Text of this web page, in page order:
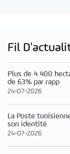
Fil
Plus de 4 400
de 63% par rapp
24-07-2026
La Poste
son identité
24-07-2026